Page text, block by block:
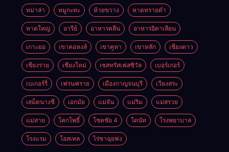
หม่าล่า หมูกะทะ ห้วยขวาง หาดทรายดำ
หาดใหญ่ อารีย์ อาหารคลีน อาหารอิตาเลียน
เกาะยอ เขาคอหงส์ เขาคูหา เขาหลัก เชียงดาว
เชียงราย เชียงใหม่ เซสทรัสเฟสซิวัล เบอร์เกอร์
เบเกอร์รี่ เฟรนฟราย เมืองกาญจนบุรี เวียงสระ
เสม็ดนางชี เอกมัย แม่จัน แม่ริม แม่สรวย
แม่สาย โคกโพธิ์ โชคชัย 4 โดนัท โรงพยาบาล
โรงแรม โฮสเทล ไร่ชาฉุยฟง